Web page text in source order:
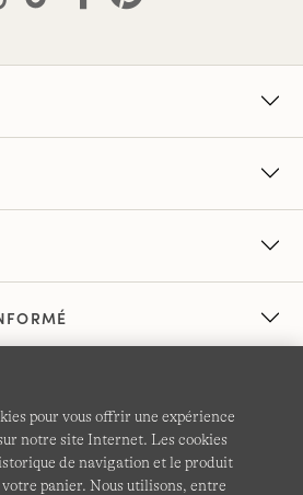
pour vous offrir une expérience
notre site Internet. Les cookies
de navigation et le produit
votre panier. Nous utilisons, entre